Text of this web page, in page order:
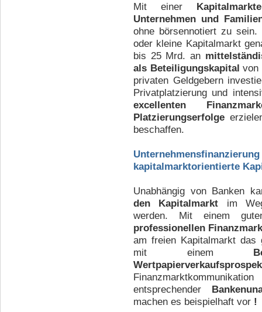
Mit einer
Unternehmen und
ohne börsennotiert zu
oder kleine Kapitalmarkt
bis 25 Mrd. an
als Beteiligungskapital von
privaten Geldgebern
Privatplatzierung und
excellenten
Platzierungserfolge
beschaffen.
kapitalmarktorientierte
Unabhängig von Banken
den
Kapitalmarkt im
werden. Mit einem
professionellen
am freien Kapitalmarkt das
mit einem
entsprechender
machen es beispielhaft vor !